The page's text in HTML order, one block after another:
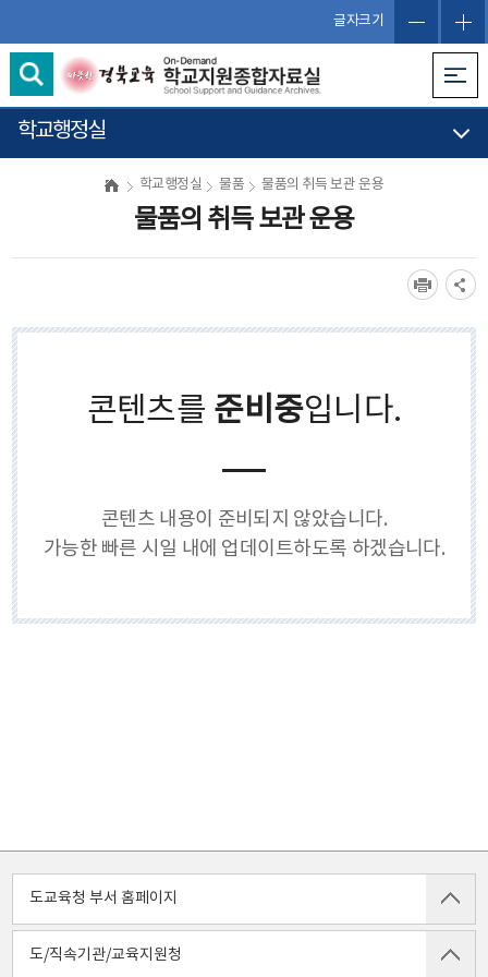
글자크기
학교행정실
학교행정실 물품 물품의 취득 보관 운용
물품의 취득 보관 운용
콘텐츠를 준비중입니다.
콘텐츠 내용이 준비되지 않았습니다.
가능한 빠른 시일 내에 업데이트하도록 하겠습니다.
도교육청 부서 홈페이지
도/직속기관/교육지원청